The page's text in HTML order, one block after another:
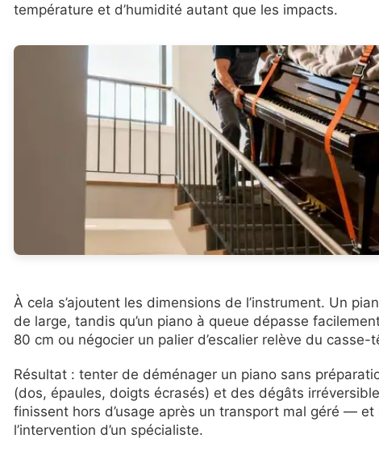
température et d’humidité autant que les impacts.
À cela s’ajoutent les dimensions de l’instrument. Un
de large, tandis qu’un piano à queue dépasse
80 cm ou négocier un palier d’escalier relève du
Résultat : tenter de déménager un piano sans
(dos, épaules, doigts écrasés) et des dégâts
finissent hors d’usage après un transport mal géré —
l’intervention d’un spécialiste.